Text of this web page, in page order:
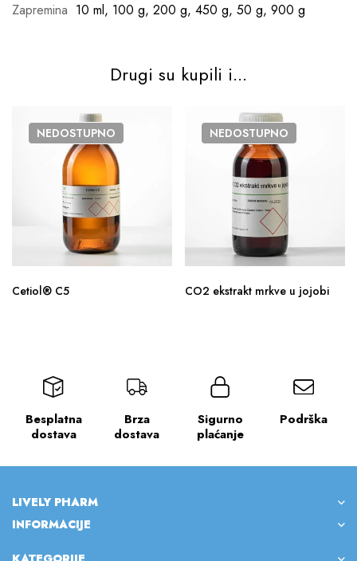
Zapremina 10 ml, 100 g, 200 g, 450 g, 50 g, 900 g
Drugi su kupili i...
NEDOSTUPNO
Cetiol® C5
NEDOSTUPNO
CO2 ekstrakt mrkve u jojobi
Besplatna
dostava
Brza
dostava
Sigurno
plaćanje
Podrška
LIVELY PHARM
INFORMACIJE